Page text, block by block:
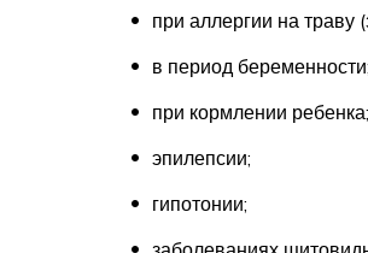
при аллергии на траву
в период беременности;
при кормлении ребенка;
эпилепсии;
гипотонии;